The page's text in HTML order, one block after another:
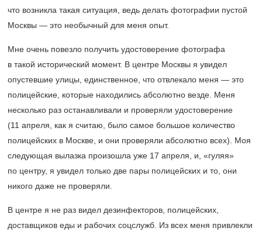
что возникла такая ситуация, ведь делать фотографии пустой
Москвы — это необычный для меня опыт.
Мне очень повезло получить удостоверение фотографа
в такой исторический момент. В центре Москвы я увидел
опустевшие улицы, единственное, что отвлекало меня — это
полицейские, которые находились абсолютно везде. Меня
несколько раз останавливали и проверяли удостоверение
(11 апреля, как я считаю, было самое большое количество
полицейских в Москве, и они проверяли абсолютно всех). Моя
следующая вылазка произошла уже 17 апреля, и, «гуляя»
по центру, я увидел только две пары полицейских и то, они
никого даже не проверяли.
В центре я не раз видел дезинфекторов, полицейских,
доставщиков еды и рабочих соцслужб. Из всех меня привлекли